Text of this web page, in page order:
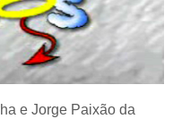
e Jorge Paixão da